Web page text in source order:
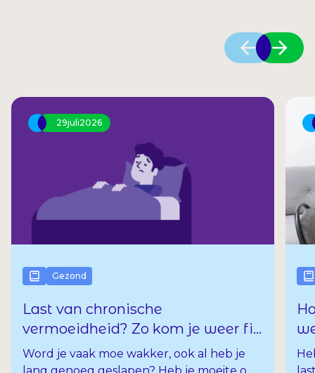
29juli2026
Gezond
Last van chronische
vermoeidheid? Zo kom je weer fit
voor de dag
Word je vaak moe wakker, ook al heb je
je